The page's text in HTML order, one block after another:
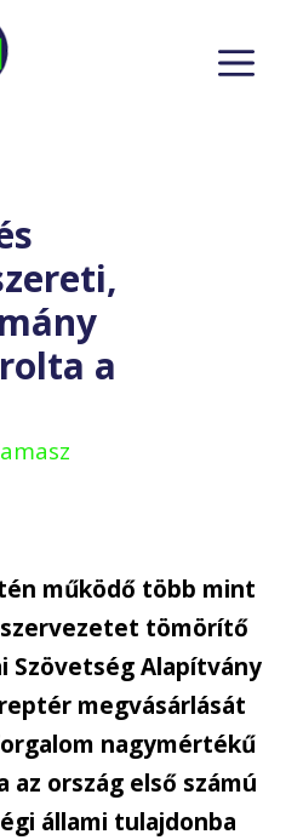
a
működő több mint
tömörítő
Szövetség Alapítvány
megvásárlását
nagymértékű
az ország első számú
állami tulajdonba